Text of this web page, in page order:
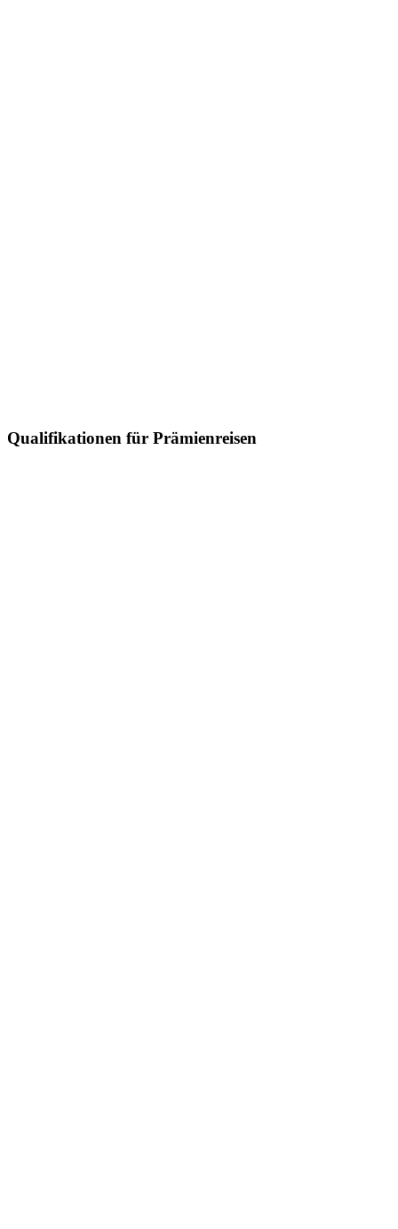
Qualifikationen für Prämienreisen